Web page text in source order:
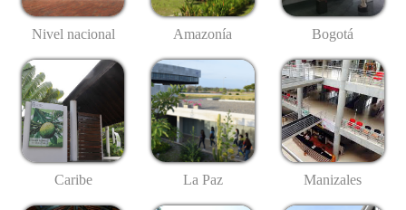
Nivel nacional Amazonía Bogotá
Caribe La Paz Manizales